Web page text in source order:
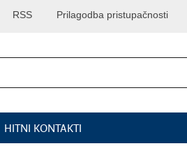
Prilagodba pristupačnosti
RSS
HITNI KONTAKTI